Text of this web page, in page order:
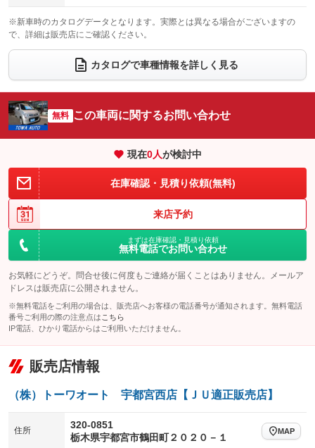
：装備なし ：装備なし
ウォークスルー
：装備なし
電動リアゲート フロントカメラ
：装備なし
：装備なし ：装備なし
サイドカメラ
：装備なし ルーフレール
：装備なし
：装備なし
：装備なし
※新車時のカタログデータとなります。実際とは異なる場合がございますの
で、詳細は販売店にご確認ください。
カタログで車種情報を詳しく見る
無料 この車両に関するお問い合わせ
現在0人が検討中
在庫確認・見積り依頼(無料)
来店予約
まずは在庫確認・見積り依頼
無料電話でお問い合わせ
お気軽にどうぞ。問合せ後に何度もご連絡が届くことはありません。メールア
ドレスは販売店に公開されません。
※無料電話をご利用の場合は、販売店へお客様の電話番号が通知されます。無料電話
番号ご利用の際の注意点は こちら
IP電話、ひかり電話からはご利用いただけません。
販売店情報
（株）トーワオート 宇都宮西店【ＪＵ適正販売店】
住所
320-0851
栃木県宇都宮市鶴田町２０２０－１
MAP